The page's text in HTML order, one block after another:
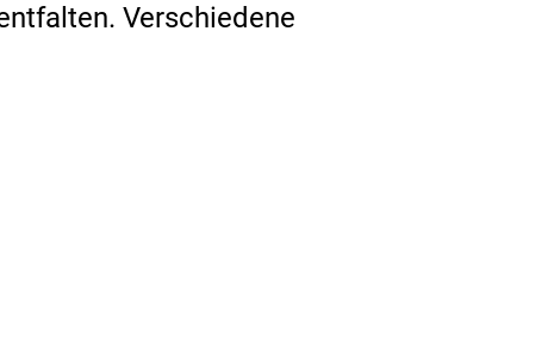
Verschiedene